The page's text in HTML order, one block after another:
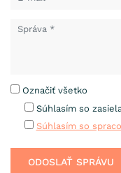
Označiť všetko
Súhlasím so
Súhlasím so